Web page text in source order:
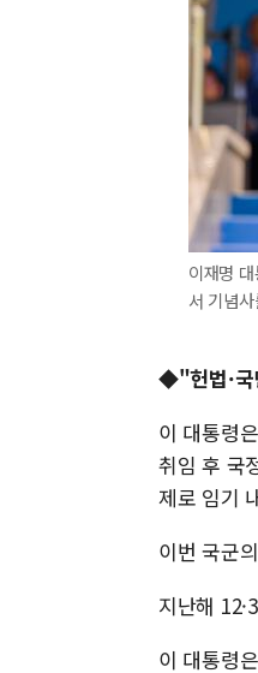
이재명
서 기념
◆"헌법·국
이 대통령
취임 후 국
제로 임기
이번 국군
지난해
이 대통령